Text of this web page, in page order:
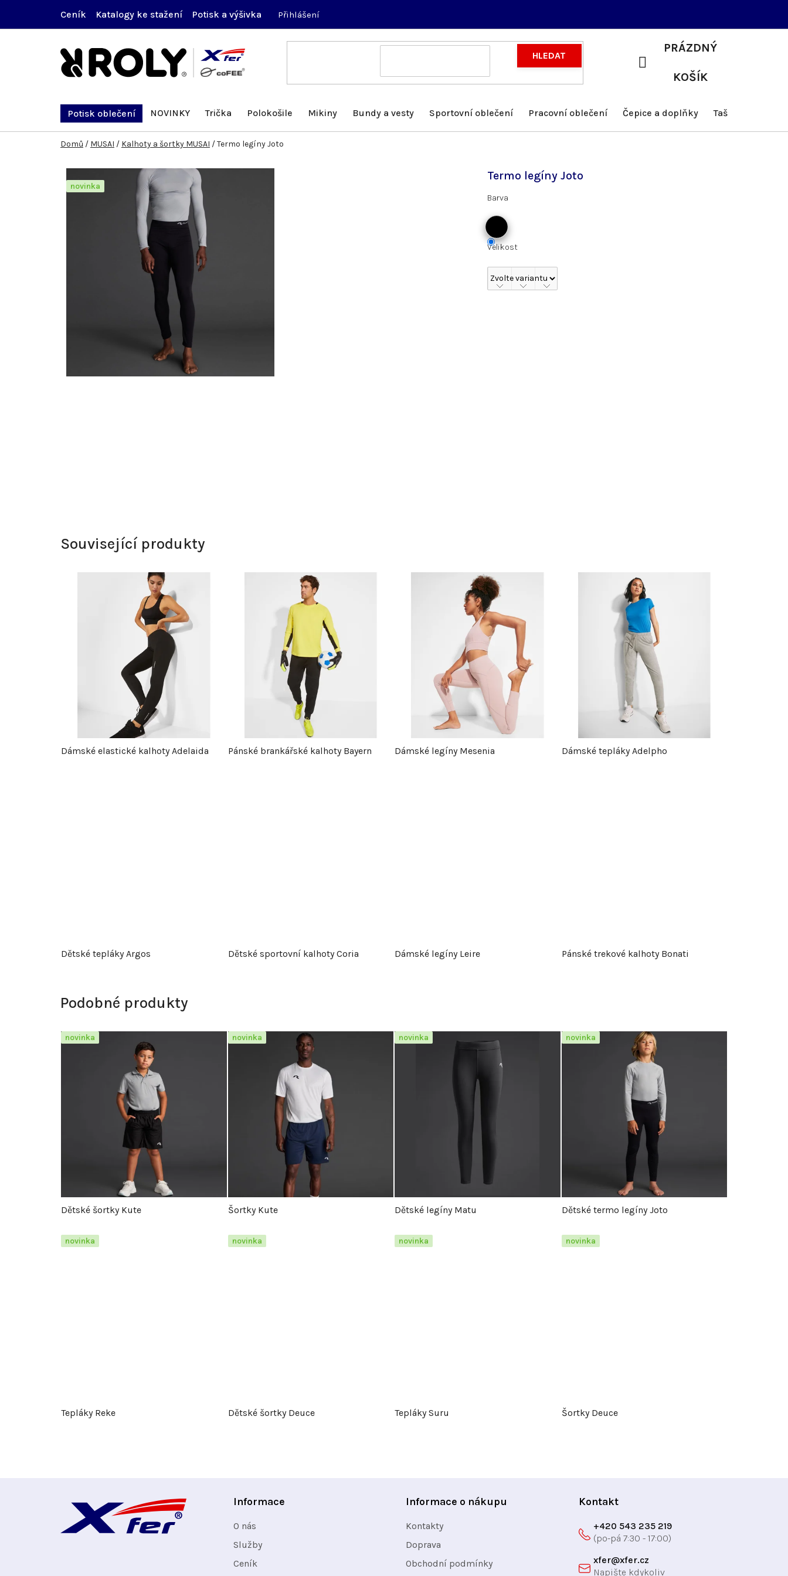
obsah
Ceník Katalogy ke stažení Potisk a výšivka Přihlášení
HLEDAT
NÁKUPNÍ
PRÁZDNÝ
KOŠÍK
Potisk oblečení NOVINKY Trička Polokošile Mikiny Bundy a vesty Sportovní oblečení Pracovní oblečení Čepice a doplňky Tašky a batohy
Domů / MUSAI / Kalhoty a šortky MUSAI /Termo legíny Joto
Termo legíny Joto
Barva
Velikost
novinka
Související produkty
Dámské elastické kalhoty Adelaida Pánské brankářské kalhoty Bayern Dámské legíny Mesenia Dámské tepláky Adelpho
Dětské tepláky Argos Dětské sportovní kalhoty Coria Dámské legíny Leire Pánské trekové kalhoty Bonati
Podobné produkty
novinka
Dětské šortky Kute
novinka
Šortky Kute
novinka
Dětské legíny Matu
novinka
Dětské termo legíny Joto
novinka
Tepláky Reke
novinka
Dětské šortky Deuce
novinka
Tepláky Suru
novinka
Šortky Deuce
Informace
O nás
Služby
Ceník
Informace o nákupu
Kontakty
Doprava
Obchodní podmínky
Kontakt
xfer@xfer.cz
+420 543 235 219